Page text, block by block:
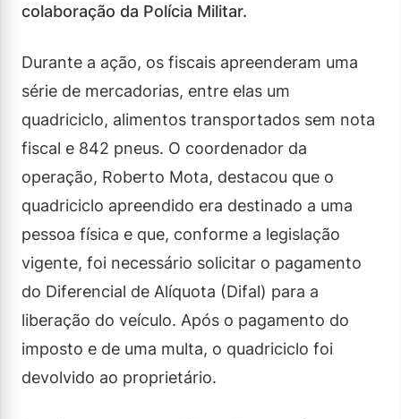
colaboração da Polícia Militar.
Durante a ação, os fiscais apreenderam uma
série de mercadorias, entre elas um
quadriciclo, alimentos transportados sem nota
fiscal e 842 pneus. O coordenador da
operação, Roberto Mota, destacou que o
quadriciclo apreendido era destinado a uma
pessoa física e que, conforme a legislação
vigente, foi necessário solicitar o pagamento
do Diferencial de Alíquota (Difal) para a
liberação do veículo. Após o pagamento do
imposto e de uma multa, o quadriciclo foi
devolvido ao proprietário.